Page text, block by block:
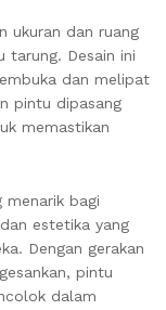
ukuran dan ruang
tarung. Desain ini
dan melipat
pintu dipasang
memastikan
menarik bagi
estetika yang
Dengan gerakan
pintu
dalam